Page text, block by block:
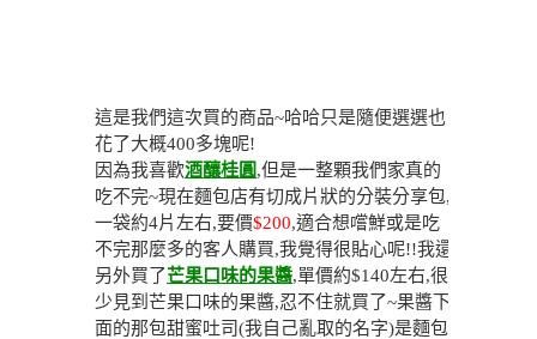
這是我們這次買的商品~哈哈只是隨便選選也
花了大概400多塊呢!
因為我喜歡酒釀桂圓,但是一整顆我們家真的
吃不完~現在麵包店有切成片狀的分裝分享包,
一袋約4片左右,要價$200,適合想嚐鮮或是吃
不完那麼多的客人購買,我覺得很貼心呢!!我還
另外買了芒果口味的果醬,單價約$140左右,很
少見到芒果口味的果醬,忍不住就買了~果醬下
面的那包甜蜜吐司(我自己亂取的名字)是麵包